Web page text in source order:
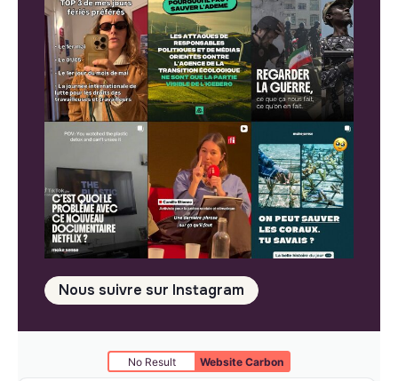
Nous suivre sur Instagram
No Result Website Carbon